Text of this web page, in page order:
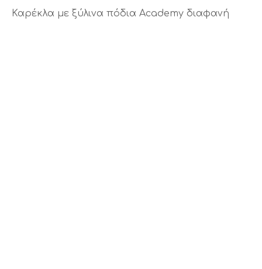
Καρέκλα με ξύλινα πόδια Academy διαφανή